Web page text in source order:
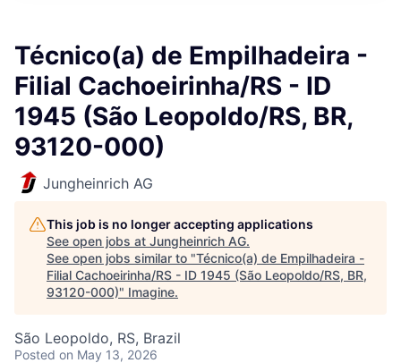
Técnico(a) de Empilhadeira -
Filial Cachoeirinha/RS - ID
1945 (São Leopoldo/RS, BR,
93120-000)
Jungheinrich AG
This job is no longer accepting applications
See open jobs at Jungheinrich AG.
See open jobs similar to "Técnico(a) de Empilhadeira -
Filial Cachoeirinha/RS - ID 1945 (São Leopoldo/RS, BR,
93120-000)" Imagine.
São Leopoldo, RS, Brazil
Posted on May 13, 2026